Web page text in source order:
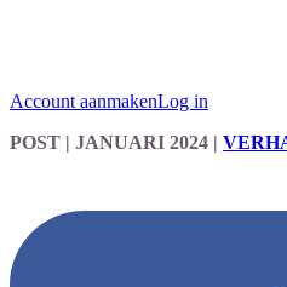
Account aanmakenLog in
POST | JANUARI 2024 |